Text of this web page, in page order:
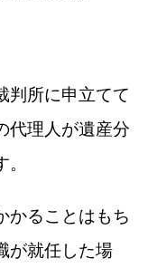
判所に申立てて
代理人が遺産分
かることはもち
が就任した場